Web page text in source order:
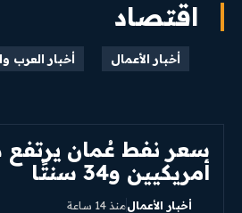
من نحن
احكام الاستخدام
محتوى مميز
اقتصاد
أخبار الأعمال أخبار العرب
سعر نفط عُمان يرتفع
أمريكيين و34 سنتًا
أخبار الأعمالمنذ 14 ساعة